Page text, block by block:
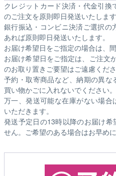
クレジットカード決済・代金引
のご注文を原則即日発送いたします
銀行振込・コンビニ決済ご選択
あれば原則即日発送いたします。
お届け希望日をご指定の場合は、
お届け希望日をご指定は、ご注文
のお取り置きご要望はご遠慮くださ
予約・取寄商品など、納期の異
買い物かごに入れないでください。
万一、発送可能な在庫がない場
いただきます。
発送予定日の13時以降のお届け
せん。ご希望のある場合はお早め